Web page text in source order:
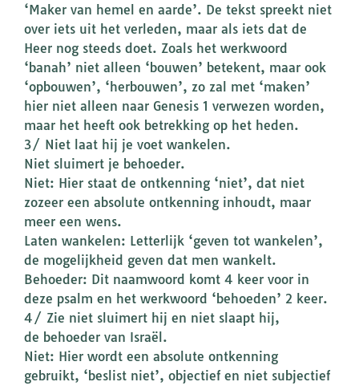
‘Maker van hemel en aarde’. De tekst spreekt niet
over iets uit het verleden, maar als iets dat de
Heer nog steeds doet. Zoals het werkwoord
‘banah’ niet alleen ‘bouwen’ betekent, maar ook
‘opbouwen’, ‘herbouwen’, zo zal met ‘maken’
hier niet alleen naar Genesis 1 verwezen worden,
maar het heeft ook betrekking op het heden.
3/ Niet laat hij je voet wankelen.
Niet sluimert je behoeder.
Niet: Hier staat de ontkenning ‘niet’, dat niet
zozeer een absolute ontkenning inhoudt, maar
meer een wens.
Laten wankelen: Letterlijk ‘geven tot wankelen’,
de mogelijkheid geven dat men wankelt.
Behoeder: Dit naamwoord komt 4 keer voor in
deze psalm en het werkwoord ‘behoeden’ 2 keer.
4/ Zie niet sluimert hij en niet slaapt hij,
de behoeder van Israël.
Niet: Hier wordt een absolute ontkenning
gebruikt, ‘beslist niet’, objectief en niet subjectief